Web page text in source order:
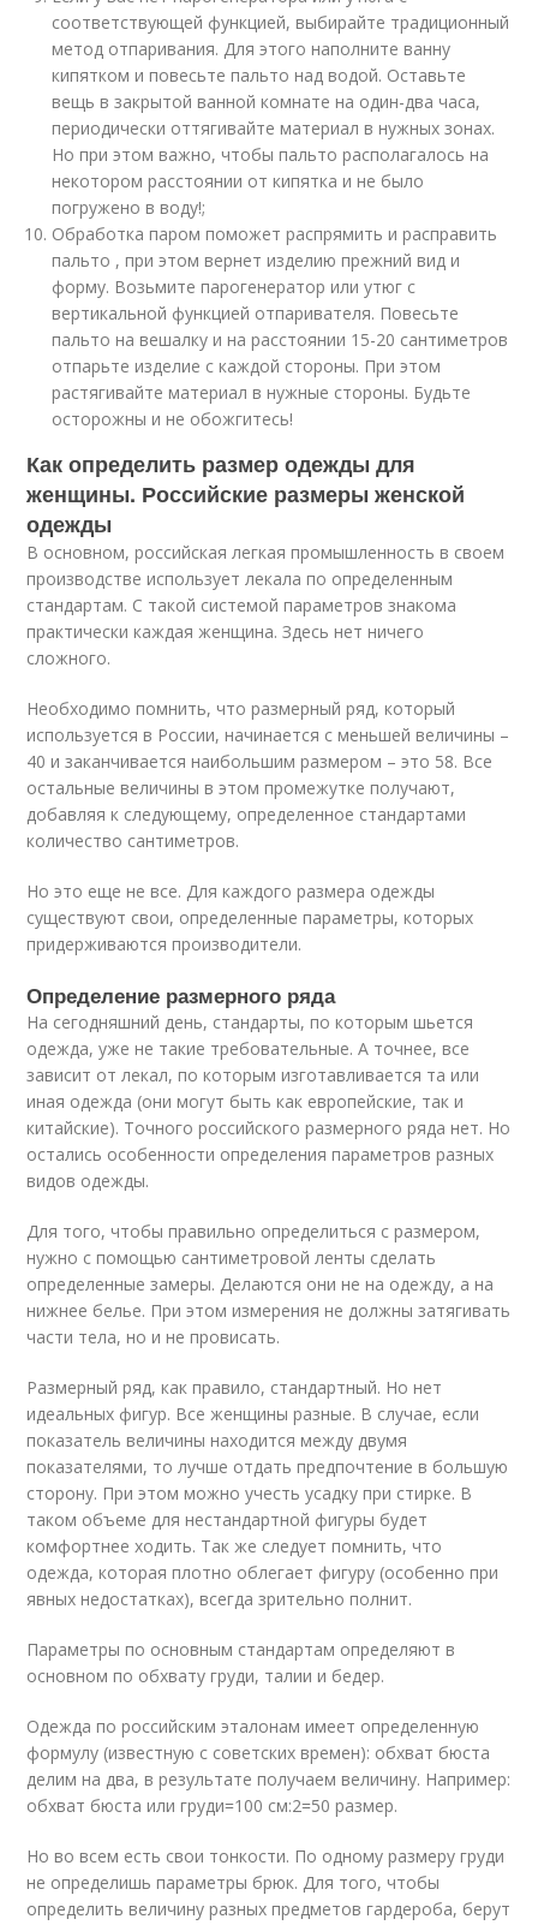
соответствующей функцией, выбирайте традиционный
метод отпаривания. Для этого наполните ванну
кипятком и повесьте пальто над водой. Оставьте
вещь в закрытой ванной комнате на один-два часа,
периодически оттягивайте материал в нужных зонах.
Но при этом важно, чтобы пальто располагалось на
некотором расстоянии от кипятка и не было
погружено в воду!;
Обработка паром поможет распрямить и расправить
пальто , при этом вернет изделию прежний вид и
форму. Возьмите парогенератор или утюг с
вертикальной функцией отпаривателя. Повесьте
пальто на вешалку и на расстоянии 15-20 сантиметров
отпарьте изделие с каждой стороны. При этом
растягивайте материал в нужные стороны. Будьте
осторожны и не обожгитесь!
Как определить размер одежды для
женщины. Российские размеры женской
одежды
В основном, российская легкая промышленность в своем
производстве использует лекала по определенным
стандартам. С такой системой параметров знакома
практически каждая женщина. Здесь нет ничего
сложного.
Необходимо помнить, что размерный ряд, который
используется в России, начинается с меньшей величины –
40 и заканчивается наибольшим размером – это 58. Все
остальные величины в этом промежутке получают,
добавляя к следующему, определенное стандартами
количество сантиметров.
Но это еще не все. Для каждого размера одежды
существуют свои, определенные параметры, которых
придерживаются производители.
Определение размерного ряда
На сегодняшний день, стандарты, по которым шьется
одежда, уже не такие требовательные. А точнее, все
зависит от лекал, по которым изготавливается та или
иная одежда (они могут быть как европейские, так и
китайские). Точного российского размерного ряда нет. Но
остались особенности определения параметров разных
видов одежды.
Для того, чтобы правильно определиться с размером,
нужно с помощью сантиметровой ленты сделать
определенные замеры. Делаются они не на одежду, а на
нижнее белье. При этом измерения не должны затягивать
части тела, но и не провисать.
Размерный ряд, как правило, стандартный. Но нет
идеальных фигур. Все женщины разные. В случае, если
показатель величины находится между двумя
показателями, то лучше отдать предпочтение в большую
сторону. При этом можно учесть усадку при стирке. В
таком объеме для нестандартной фигуры будет
комфортнее ходить. Так же следует помнить, что
одежда, которая плотно облегает фигуру (особенно при
явных недостатках), всегда зрительно полнит.
Параметры по основным стандартам определяют в
основном по обхвату груди, талии и бедер.
Одежда по российским эталонам имеет определенную
формулу (известную с советских времен): обхват бюста
делим на два, в результате получаем величину. Например:
обхват бюста или груди=100 см:2=50 размер.
Но во всем есть свои тонкости. По одному размеру груди
не определишь параметры брюк. Для того, чтобы
определить величину разных предметов гардероба, берут